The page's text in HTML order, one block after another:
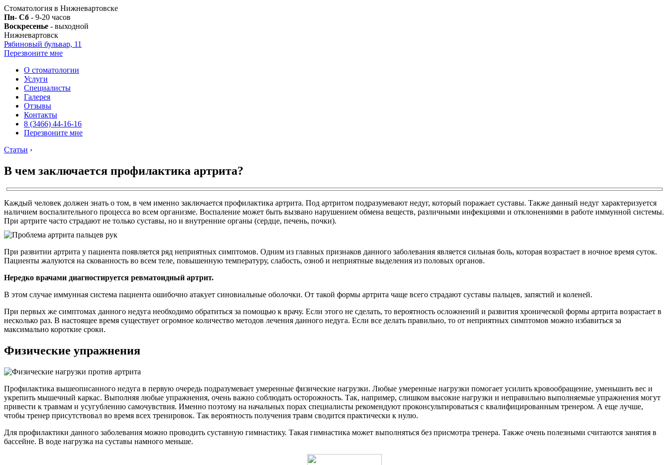
Стоматология в Нижневартовске
Пн- Сб - 9-20 часов
Воскресенье - выходной
Нижневартовск
Рябиновый бульвар, 11
Перезвоните мне
О стоматологии
Услуги
Специалисты
Галерея
Отзывы
Контакты
8 (3466) 44-16-16
Перезвоните мне
Статьи ›
В чем заключается профилактика артрита?
Каждый человек должен знать о том, в чем именно заключается профилактика артрита. Под артритом подразумевают недуг, который поражает суставы. Также данный недуг характеризуется
наличием воспалительного процесса во всем организме. Воспаление может быть вызвано нарушением обмена веществ, различными инфекциями и отклонениями в работе иммунной системы.
При артрите часто страдают не только суставы, но и внутренние органы (сердце, печень, почки).
При развитии артрита у пациента появляется ряд неприятных симптомов. Одним из главных признаков данного заболевания является сильная боль, которая возрастает в ночное время суток.
Пациенты жалуются на скованность во всем теле, повышенную температуру, слабость, озноб и неприятные выделения из половых органов.
Нередко врачами диагностируется ревматоидный артрит.
В этом случае иммунная система пациента ошибочно атакует синовиальные оболочки. От такой формы артрита чаще всего страдают суставы пальцев, запястий и коленей.
При первых же симптомах данного недуга необходимо обратиться за помощью к врачу. Если этого не сделать, то вероятность осложнений и развития хронической формы артрита возрастает в
несколько раз. В настоящее время существует огромное количество методов лечения данного недуга. Если все делать правильно, то от неприятных симптомов можно избавиться за
максимально короткие сроки.
Физические упражнения
Профилактика вышеописанного недуга в первую очередь подразумевает умеренные физические нагрузки. Любые умеренные нагрузки помогает усилить кровообращение, уменьшить вес и
укрепить мышечный каркас. Выполняя любые упражнения, очень важно соблюдать осторожность. Так, например, слишком высокие нагрузки и неправильно выполняемые упражнения могут
привести к травмам и усугублению самочувствия. Именно поэтому на начальных порах специалисты рекомендуют проконсультироваться с квалифицированным тренером. А еще лучше,
чтобы тренер присутствовал во время всех тренировок. Так вероятность получения травм сводится практически к нулю.
Для профилактики данного заболевания можно проводить суставную гимнастику. Такая гимнастика может выполняться без присмотра тренера. Также очень полезными считаются занятия в
бассейне. В воде нагрузка на суставы намного меньше.